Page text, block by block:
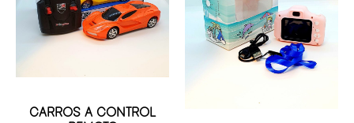
CARROS A CONTROL